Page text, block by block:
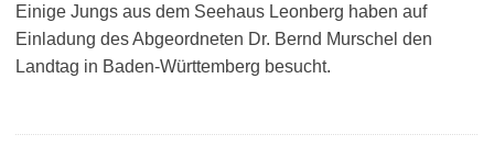
Einige Jungs aus dem Seehaus Leonberg haben auf
Einladung des Abgeordneten Dr. Bernd Murschel den
Landtag in Baden-Württemberg besucht.